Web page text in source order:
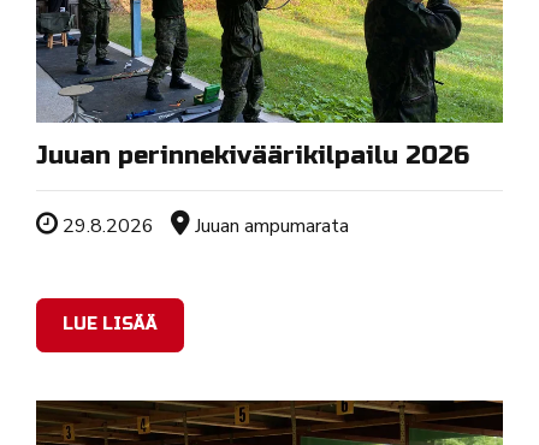
Juuan perinnekiväärikilpailu 2026
Tapahtuman ajankohta
29.8.2026 Sijainti
Juuan ampumarata
LUE LISÄÄ